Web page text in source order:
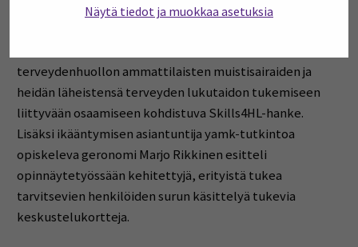
Näytä tiedot ja muokkaa asetuksia
kohdistuvista tutkimus- ja kehittämishankkeista. Esillä
terveydenhuollon ammattilaisten muistisairaiden ja
heidän läheistensä terveyden lukutaidon tukemiseen
liittyvään osaamiseen kohdistuva Skills4HL-hanke.
Lisäksi ikääntymisen asiantuntija yamk-tutkintoa
opiskeleva geronomi Marjo Rikkinen esitteli
opinnäytetyössään kehitettyjä, erityistä tukea
tarvitsevien henkilöiden surun käsittelyä tukevia
keskustelukortteja.